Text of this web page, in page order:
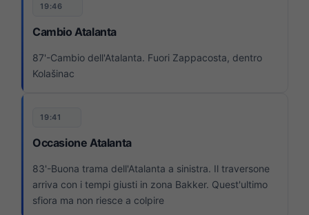
19:46
Cambio Atalanta
87'-Cambio dell'Atalanta. Fuori Zappacosta, dentro
Kolašinac
19:41
Occasione Atalanta
83'-Buona trama dell'Atalanta a sinistra. Il traversone
arriva con i tempi giusti in zona Bakker. Quest'ultimo
sfiora ma non riesce a colpire